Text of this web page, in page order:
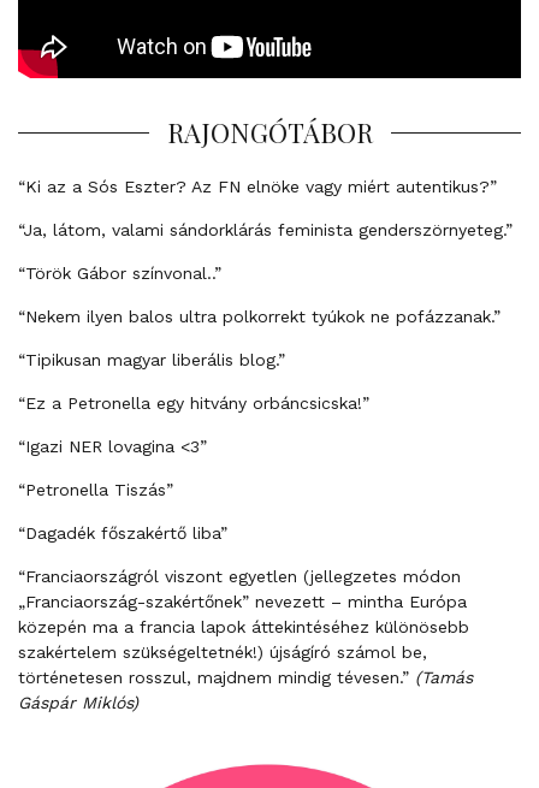
RAJONGÓTÁBOR
“Ki az a Sós Eszter? Az FN elnöke vagy miért autentikus?”
“Ja, látom, valami sándorklárás feminista genderszörnyeteg.”
“Török Gábor színvonal..”
“Nekem ilyen balos ultra polkorrekt tyúkok ne pofázzanak.”
“Tipikusan magyar liberális blog.”
“Ez a Petronella egy hitvány orbáncsicska!”
“Igazi NER lovagina <3”
“Petronella Tiszás”
“Dagadék főszakértő liba”
“Franciaországról viszont egyetlen (jellegzetes módon
„Franciaország-szakértőnek” nevezett – mintha Európa
közepén ma a francia lapok áttekintéséhez különösebb
szakértelem szükségeltetnék!) újságíró számol be,
történetesen rosszul, majdnem mindig tévesen.” (Tamás
Gáspár Miklós)